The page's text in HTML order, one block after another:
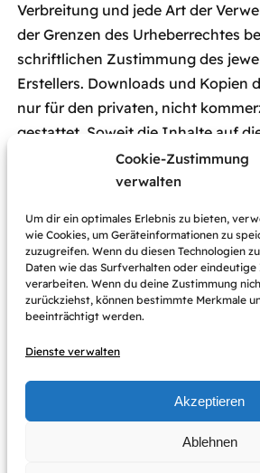
Cookie-Zustimmung
verwalten
Um dir ein optimales Erlebnis zu bieten,
wie Cookies, um Geräteinformationen zu
zuzugreifen. Wenn du diesen Technologien
Daten wie das Surfverhalten oder
verarbeiten. Wenn du deine Zustimmung
zurückziehst, können bestimmte Merkmale
beeinträchtigt werden.
Dienste verwalten
Akzeptieren
Ablehnen
Verbreitung und jede Art der
der Grenzen des Urheberrechtes
schriftlichen Zustimmung des
Erstellers. Downloads und Kopien
nur für den privaten, nicht
gestattet. Soweit die Inhalte auf
vom Betreiber erstellt wurden,
Urheberrechte Dritter beachtet.
Sollten Sie trotzdem auf eine
Urheberrechtsverletzung
wir um einen entsprechenden
Bekanntwerden von
derartige Inhalte umgehend